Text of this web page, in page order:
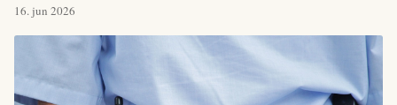
16. jun 2026